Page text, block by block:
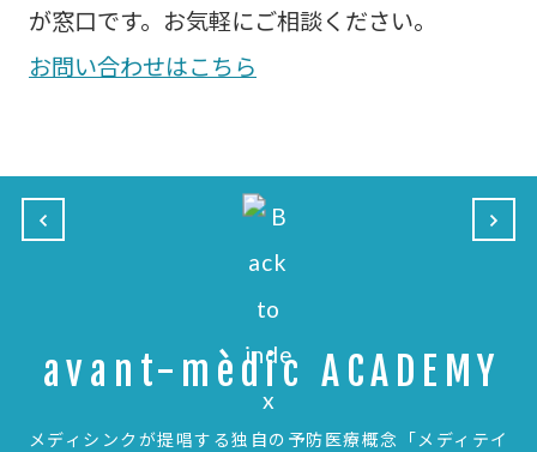
が窓口です。お気軽にご相談ください。
お問い合わせはこちら
avant-mèdic ACADEMY
メディシンクが提唱する独自の予防医療概念
「メディテイ